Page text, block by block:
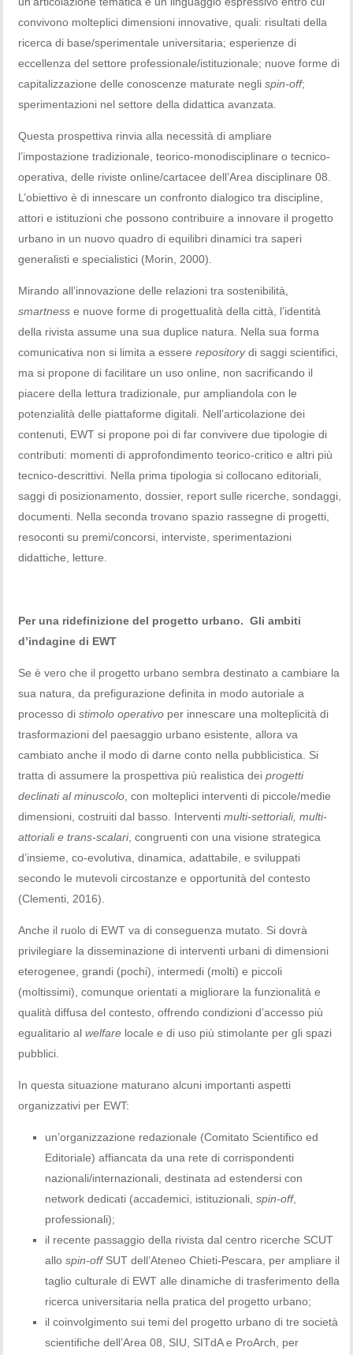
convivono molteplici dimensioni innovative, quali: risultati della
ricerca di base/sperimentale universitaria; esperienze di
eccellenza del settore professionale/istituzionale; nuove forme di
capitalizzazione delle conoscenze maturate neglispin-off;
sperimentazioni nel settore della didattica avanzata.
Questa prospettiva rinvia alla necessità di ampliare
l’impostazione tradizionale, teorico-monodisciplinare o tecnico-
operativa, delle riviste online/cartacee dell’Area disciplinare 08.
L’obiettivo è di innescare un confronto dialogico tra discipline,
attori e istituzioni che possono contribuire a innovare il progetto
urbano in un nuovo quadro di equilibri dinamici tra saperi
generalisti e specialistici (Morin, 2000).
Mirando all’innovazione delle relazioni tra sostenibilità,
smartness e nuove forme di progettualità della città, l’identità
della rivista assume una sua duplice natura. Nella sua forma
comunicativa non si limita a essererepositorydi saggi scientifici,
ma si propone di facilitare un uso online, non sacrificando il
piacere della lettura tradizionale, pur ampliandola con le
potenzialità delle piattaforme digitali. Nell’articolazione dei
contenuti, EWT si propone poi di far convivere due tipologie di
contributi: momenti di approfondimento teorico-critico e altri più
tecnico-descrittivi. Nella prima tipologia si collocano editoriali,
saggi di posizionamento, dossier, report sulle ricerche, sondaggi,
documenti. Nella seconda trovano spazio rassegne di progetti,
resoconti su premi/concorsi, interviste, sperimentazioni
didattiche, letture.
Per una ridefinizione del progetto urbano. Gli ambiti
d’indagine di EWT
Se è vero che il progetto urbano sembra destinato a cambiare la
sua natura, da prefigurazione definita in modo autoriale a
processo distimolo operativo per innescare una molteplicità di
trasformazioni del paesaggio urbano esistente, allora va
cambiato anche il modo di darne conto nella pubblicistica. Si
tratta di assumere la prospettiva più realistica deiprogetti
declinati al minuscolo , con molteplici interventi di piccole/medie
dimensioni, costruiti dal basso. Interventimulti-settoriali, multi-
attoriali e trans-scalari, congruenti con una visione strategica
d’insieme, co-evolutiva, dinamica, adattabile, e sviluppati
secondo le mutevoli circostanze e opportunità del contesto
(Clementi, 2016).
Anche il ruolo di EWT va di conseguenza mutato. Si dovrà
privilegiare la disseminazione di interventi urbani di dimensioni
eterogenee, grandi (pochi), intermedi (molti) e piccoli
(moltissimi), comunque orientati a migliorare la funzionalità e
qualità diffusa del contesto, offrendo condizioni d’accesso più
egualitario alwelfare locale e di uso più stimolante per gli spazi
pubblici.
In questa situazione maturano alcuni importanti aspetti
organizzativi per EWT:
un’organizzazione redazionale (Comitato Scientifico ed
Editoriale) affiancata da una rete di corrispondenti
nazionali/internazionali, destinata ad estendersi con
network dedicati (accademici, istituzionali,spin-off,
professionali);
il recente passaggio della rivista dal centro ricerche SCUT
allospin-offSUT dell’Ateneo Chieti-Pescara, per ampliare il
taglio culturale di EWT alle dinamiche di trasferimento della
ricerca universitaria nella pratica del progetto urbano;
il coinvolgimento sui temi del progetto urbano di tre società
scientifiche dell’Area 08, SIU, SITdA e ProArch, per